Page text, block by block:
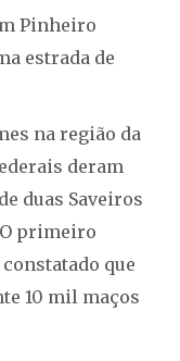
Pinheiro
estrada de
na região da
deram
duas Saveiros
O primeiro
que
10 mil maços